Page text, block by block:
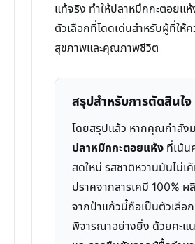
แท้จริง ทำให้ปลาหมึกกะตอยแ
ตัวเลือกที่โดดเด่นสำหรับผู้ที่ให้
สุขภาพและคุณภาพชีวิต
สรุปสำหรับการตัดสินใจ
โดยสรุปแล้ว หากคุณกำลัง
ปลาหมึกกะตอยแห้ง ที่เน้
สดใหม่ รสชาติหวานมันไม่เ
ปราศจากสารเคมี 100%
จากป้าแก้วนี้ถือเป็นตัวเลือ
พิจารณาอย่างยิ่ง ด้วยคะแ